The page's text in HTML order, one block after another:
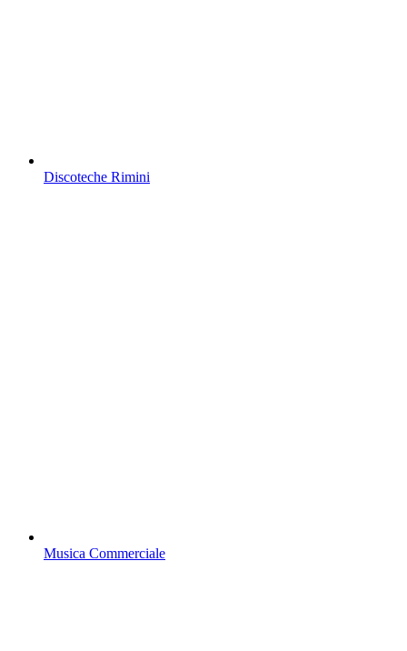
Discoteche Rimini
Musica Commerciale